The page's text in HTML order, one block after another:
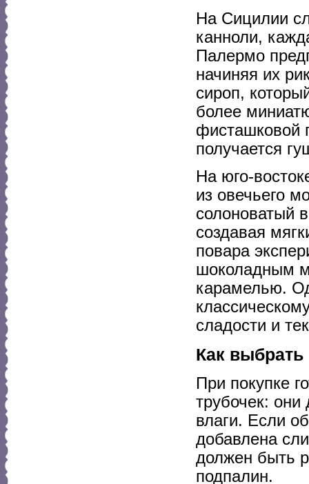
На Сицилии
канноли,
Палермо
начиняя их
сироп,
более
фисташковой
получается
На юго-
из овечьего
солоноватый
создавая
повара
шоколадным
карамелью.
сладости и
Как выбрать
При покупке
трубочек:
влаги. Если
добавлена
должен быть
подпалин.